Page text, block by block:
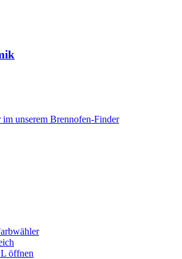
unserem Brennofen-Finder
öffnen